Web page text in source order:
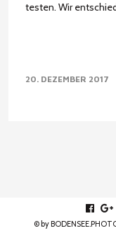
testen. Wir
20. DEZEMBER 2017
© by